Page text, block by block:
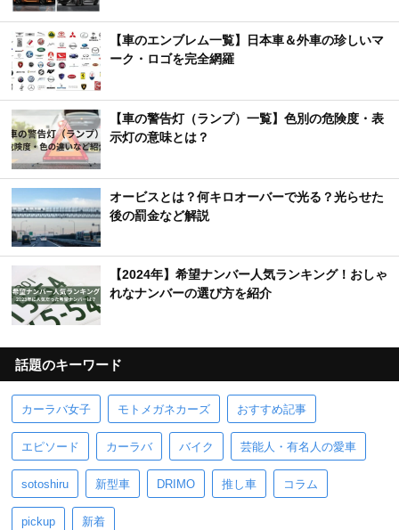
【車のエンブレム一覧】日本車＆外車の珍しいマ
ーク・ロゴを完全網羅
【車の警告灯（ランプ）一覧】色別の危険度・表
示灯の意味とは？
オービスとは？何キロオーバーで光る？光らせた
後の罰金など解説
【2024年】希望ナンバー人気ランキング！おしゃ
れなナンバーの選び方を紹介
話題のキーワード
カーラバ女子 モトメガネカーズ おすすめ記事
エピソード カーラバ バイク 芸能人・有名人の愛車
sotoshiru 新型車 DRIMO 推し車 コラム
pickup 新着